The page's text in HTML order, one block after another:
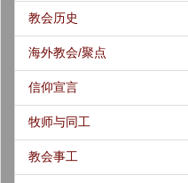
教会历史
海外教会/聚点
信仰宣言
牧师与同工
教会事工